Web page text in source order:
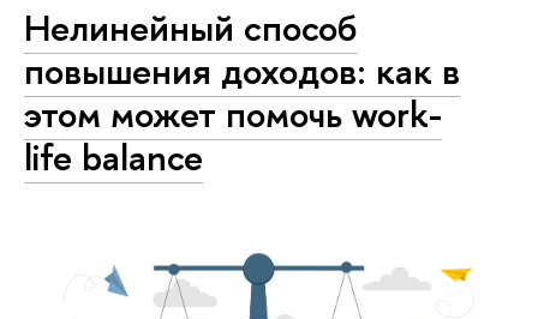
Нелинейный способ
повышения доходов: как в
этом может помочь work-
life balance